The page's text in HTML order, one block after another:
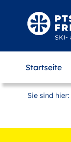
Hauptinhalt
springen
Startseite
Sie sind hier: